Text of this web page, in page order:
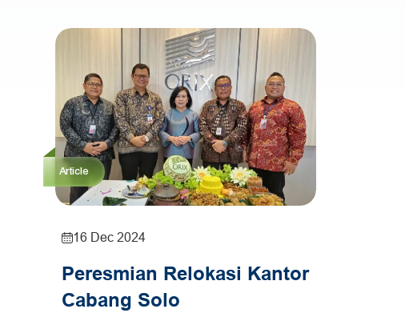
Article
16 Dec 2024
Peresmian Relokasi Kantor
Cabang Solo